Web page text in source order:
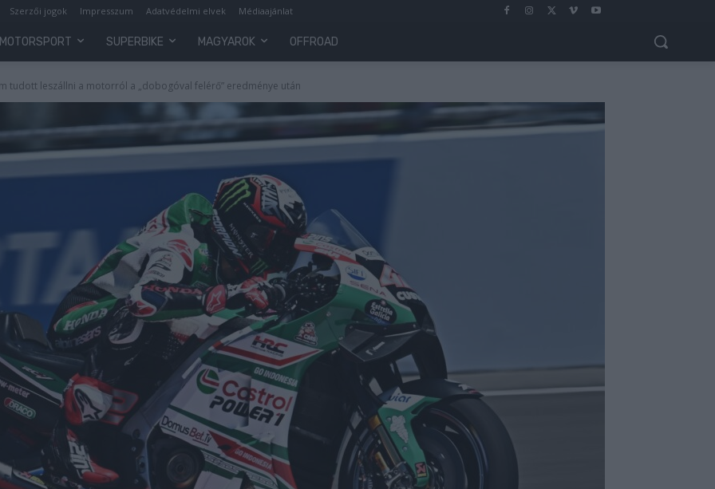
Szerzői jogok Impresszum Adatvédelmi elvek Médiaajánlat
MOTORSPORT SUPERBIKE MAGYAROK OFFROAD
tudott leszállni a motorról a „dobogóval felérő” eredménye után